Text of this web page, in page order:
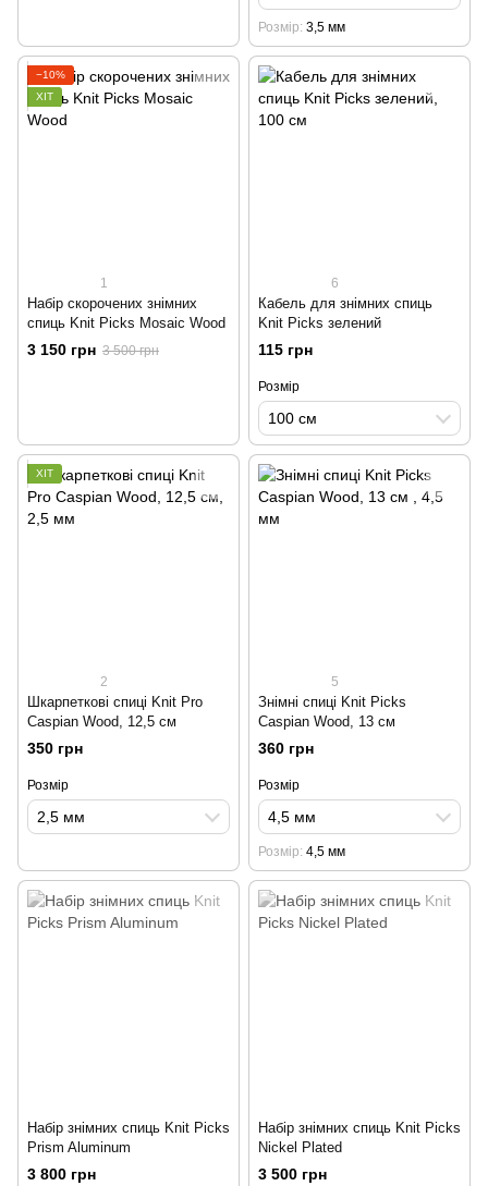
Розмір 3,5 мм
−10%
ХІТ
1
Набір скорочених знімних
спиць Knit Picks Mosaic Wood
3 150 грн 3 500 грн
6
Кабель для знімних спиць
Knit Picks зелений
115 грн
Розмір
100 см
ХІТ
2
Шкарпеткові спиці Knit Pro
Caspian Wood, 12,5 см
350 грн
Розмір
2,5 мм
5
Знімні спиці Knit Picks
Caspian Wood, 13 cм
360 грн
Розмір
4,5 мм
Розмір 4,5 мм
Набір знімних cпиць Knit Picks
Prism Aluminum
3 800 грн
Набір знімних cпиць Knit Picks
Nickel Plated
3 500 грн